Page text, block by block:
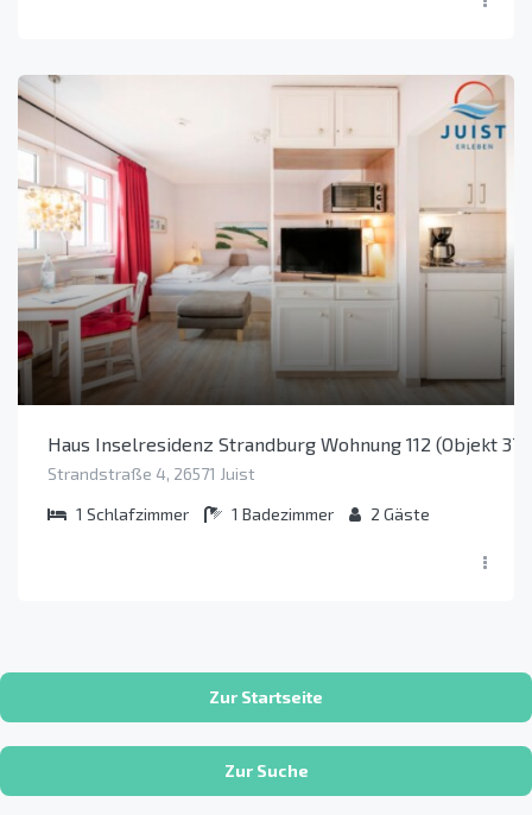
Haus Inselresidenz Strandburg Wohnung 112 (Objekt
Strandstraße 4, 26571 Juist
1 Schlafzimmer 1 Badezimmer 2 Gäste
Zur Startseite
Zur Suche